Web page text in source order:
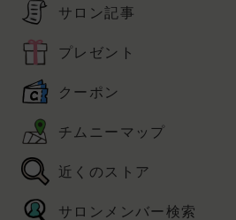
サロン記事
プレゼント
クーポン
チムニーマップ
近くのストア
サロンメンバー検索